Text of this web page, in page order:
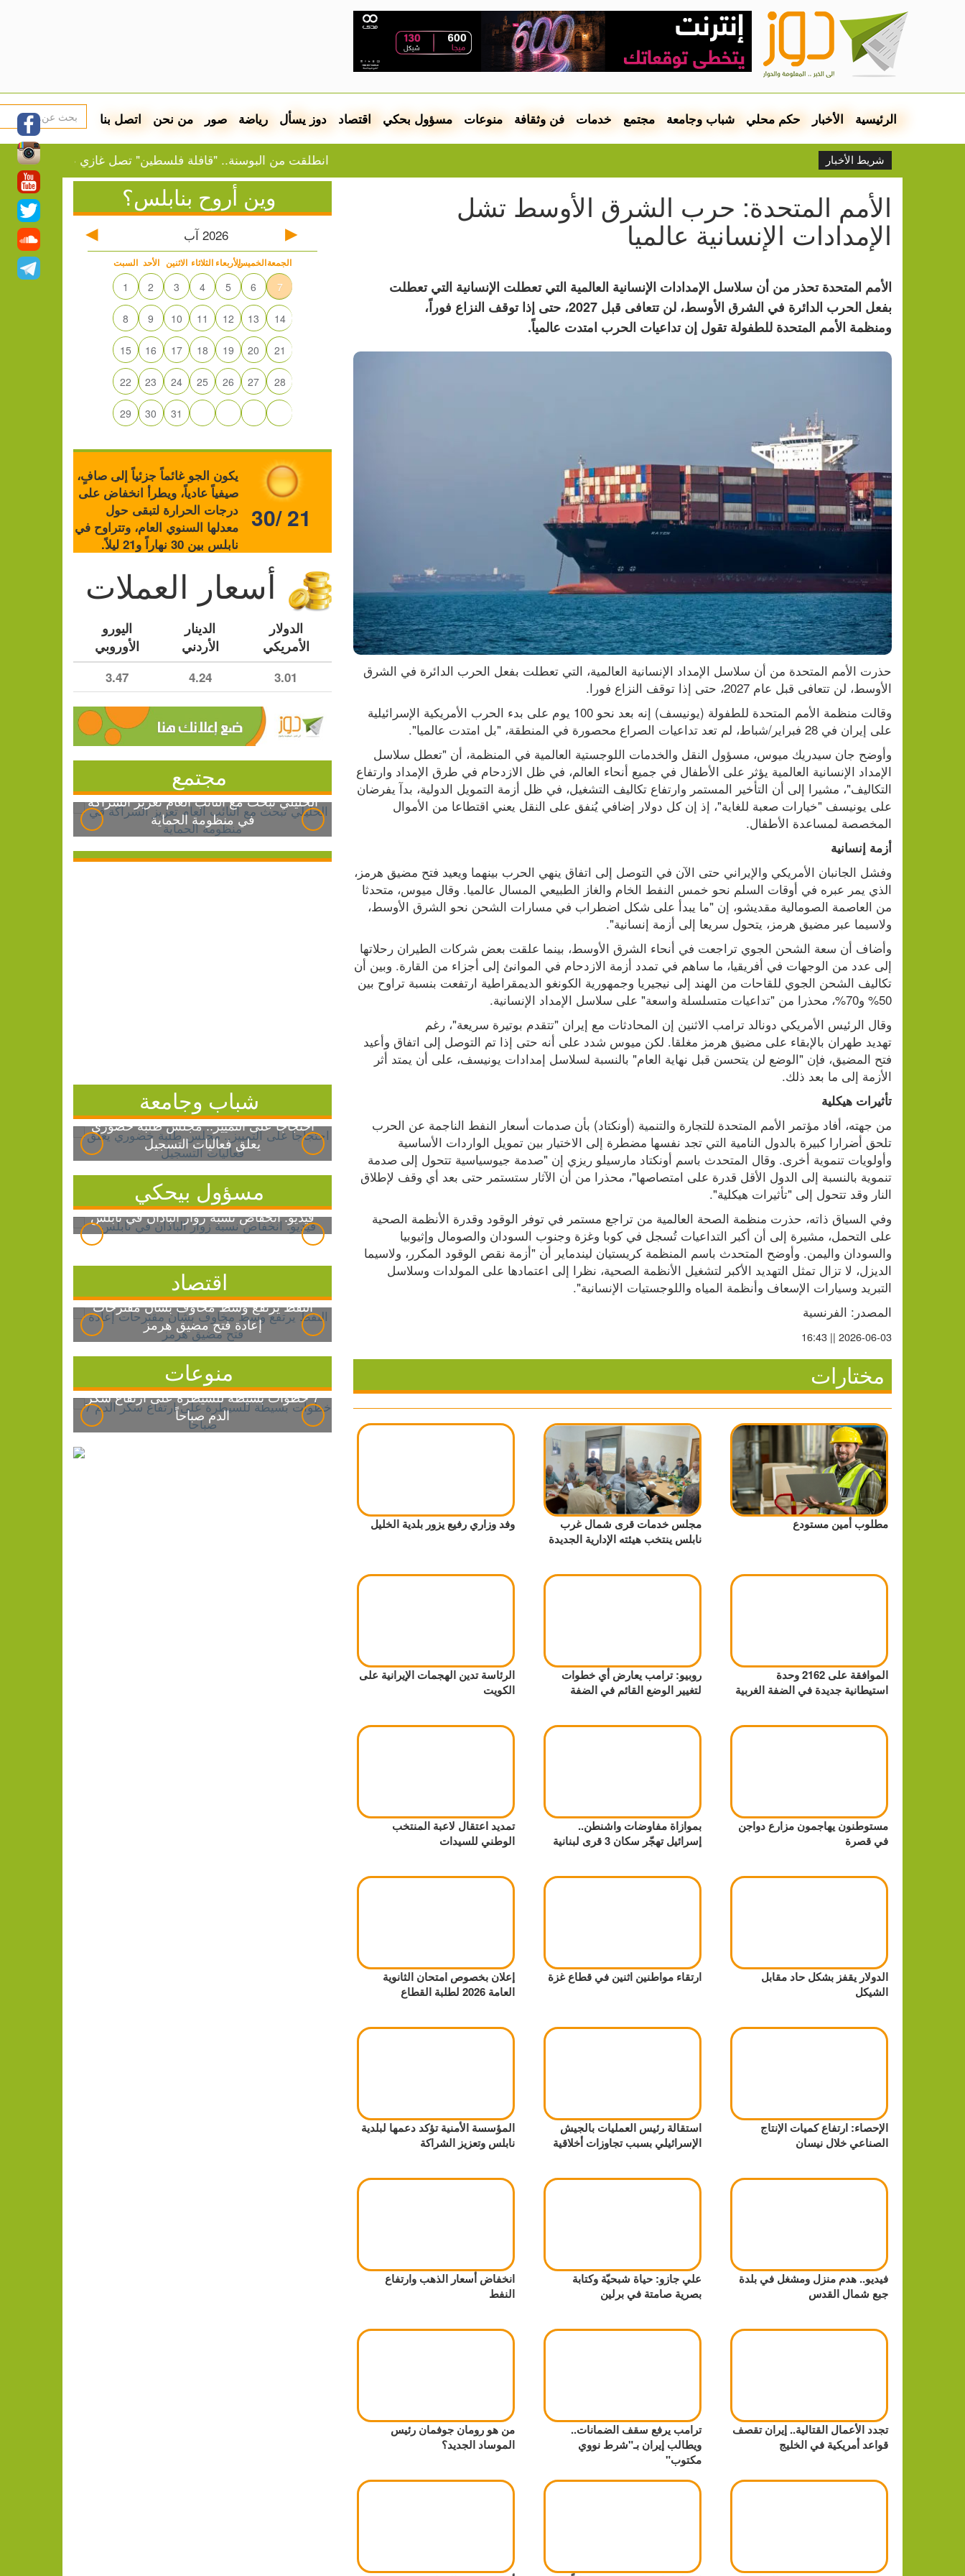
الرئيسية الأخبار حكم محلي شباب وجامعة مجتمع خدمات فن وثقافة منوعات مسؤول بحكي اقتصاد دوز يسأل رياضة صور من نحن اتصل بنا
شريط الأخبار انطلقت من البوسنة.. "قافلة فلسطين" تصل غازي عنتاب النفط
الأمم المتحدة: حرب الشرق الأوسط تشل
الإمدادات الإنسانية عالميا
الأمم المتحدة تحذر من أن سلاسل الإمدادات الإنسانية العالمية التي تعطلت الإنسانية التي تعطلت
بفعل الحرب الدائرة في الشرق الأوسط، لن تتعافى قبل 2027، حتى إذا توقف النزاع فوراً،
ومنظمة الأمم المتحدة للطفولة تقول إن تداعيات الحرب امتدت عالمياً.
الأوسط، لن تتعافى قبل عام 2027، حتى إذا توقف النزاع فورا.
على إيران في 28 فبراير/شباط، لم تعد تداعيات الصراع محصورة في المنطقة، "بل امتدت عالميا".
المخصصة لمساعدة الأطفال.
أزمة إنسانية
ولاسيما عبر مضيق هرمز، يتحول سريعا إلى أزمة إنسانية".
50% و70%، محذرا من "تداعيات متسلسلة واسعة" على سلاسل الإمداد الإنسانية.
الأزمة إلى ما بعد ذلك.
تأثيرات هيكلية
النار وقد تتحول إلى "تأثيرات هيكلية".
التبريد وسيارات الإسعاف وأنظمة المياه واللوجستيات الإنسانية".
المصدر: الفرنسية
2026-06-03 || 16:43
مختارات
مطلوب أمين مستودع
مجلس خدمات قرى شمال غرب
نابلس ينتخب هيئته الإدارية الجديدة
وفد وزاري رفيع يزور بلدية الخليل
الموافقة على 2162 وحدة
استيطانية جديدة في الضفة الغربية
روبيو: ترامب يعارض أي خطوات
لتغيير الوضع القائم في الضفة
الرئاسة تدين الهجمات الإيرانية على
الكويت
مستوطنون يهاجمون مزارع دواجن
في قصرة
بموازاة مفاوضات واشنطن..
إسرائيل تهجّر سكان 3 قرى لبنانية
تمديد اعتقال لاعبة المنتخب
الوطني للسيدات
الدولار يقفز بشكل حاد مقابل
الشيكل
ارتقاء مواطنين اثنين في قطاع غزة
إعلان بخصوص امتحان الثانوية
العامة 2026 لطلبة القطاع
الإحصاء: ارتفاع كميات الإنتاج
الصناعي خلال نيسان
استقالة رئيس العمليات بالجيش
الإسرائيلي بسبب تجاوزات أخلاقية
المؤسسة الأمنية تؤكد دعمها لبلدية
نابلس وتعزيز الشراكة
فيديو.. هدم منزل ومشغل في بلدة
جبع شمال القدس
علي جازو: حياة شبحيّة وكتابة
بصرية صامتة في برلين
انخفاض أسعار الذهب وارتفاع
النفط
تجدد الأعمال القتالية.. إيران تقصف
قواعد أمريكية في الخليج
ترامب يرفع سقف الضمانات..
ويطالب إيران بـ"شرط نووي
مكتوب"
من هو رومان جوفمان رئيس
الموساد الجديد؟
وين أروح بنابلس؟
2026 آب
السبت الأحد الاثنين الثلاثاء الأربعاءالخميسالجمعة
1 2 3 4 5 6 7
8 9 10 11 12 13 14
15 16 17 18 19 20 21
22 23 24 25 26 27 28
29 30 31
يكون الجو غائماً جزئياً إلى صافٍ،
صيفياً عادياً، ويطرأ انخفاض على
درجات الحرارة لتبقى حول
معدلها السنوي العام، وتتراوح في
نابلس بين 30 نهاراً و21 ليلاً.
30/ 21
أسعار العملات
الدولار
الأمريكي
الدينار
الأردني
اليورو
الأوروبي
3.01
4.24
3.47
مجتمع
الخليلي تبحث مع النائب العام تعزيز الشراكة
في منظومة الحماية
شباب وجامعة
احتجاجاً على التمييز.. مجلس طلبة خضوري
يعلق فعاليات التسجيل
مسؤول بيحكي
فيديو: انخفاض نسبة زوار الباذان في نابلس
اقتصاد
النفط يرتفع وسط مخاوف بشأن مقترحات
إعادة فتح مضيق هرمز
منوعات
7 خطوات بسيطة للسيطرة على ارتفاع سكر
الدم صباحاً